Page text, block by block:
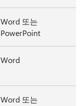
Word 또는
PowerPoint
Word
Word 또는